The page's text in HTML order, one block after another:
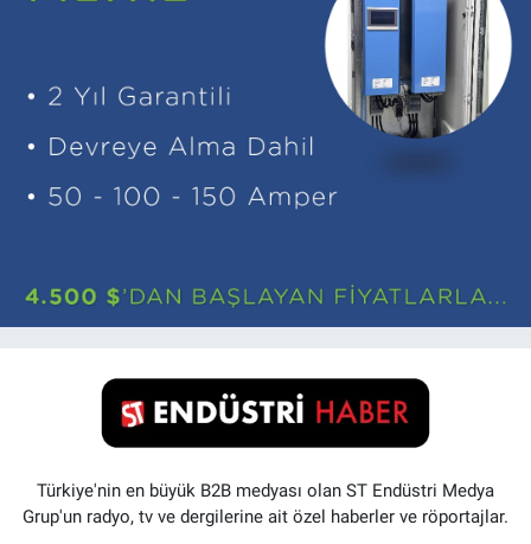
Türkiye'nin en büyük B2B medyası olan ST Endüstri Medya
Grup'un radyo, tv ve dergilerine ait özel haberler ve röportajlar.